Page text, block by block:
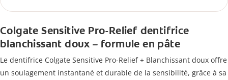
Colgate Sensitive Pro-Relief dentifrice
blanchissant doux – formule en pâte
Le dentifrice Colgate Sensitive Pro-Relief + Blanchissant doux offre
un soulagement instantané et durable de la sensibilité, grâce à sa